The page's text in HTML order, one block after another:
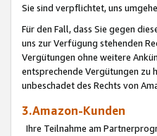
Sie sind verpflichtet, uns
Für den Fall, dass Sie gegen
uns zur Verfügung stehenden
Vergütungen ohne weitere
entsprechende Vergütungen zu
unbeschadet des Rechts von
3.Amazon-Kunden
Ihre Teilnahme am